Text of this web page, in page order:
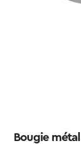
Bougie